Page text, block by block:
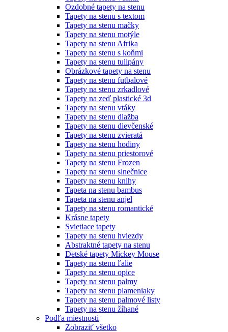
Ozdobné tapety na stenu
Tapety na stenu s textom
Tapety na stenu mačky
Tapety na stenu motýle
Tapety na stenu Afrika
Tapety na stenu s koňmi
Tapety na stenu tulipány
Obrázkové tapety na stenu
Tapety na stenu futbalové
Tapety na stenu zrkadlové
Tapety na zeď plastické 3d
Tapety na stenu vtáky
Tapety na stenu dlažba
Tapety na stenu dievčenské
Tapety na stenu zvieratá
Tapety na stenu hodiny
Tapety na stenu priestorové
Tapety na stenu Frozen
Tapety na stenu slnečnice
Tapety na stenu knihy
Tapeta na stenu bambus
Tapeta na stenu anjel
Tapety na stenu romantické
Krásne tapety
Svietiace tapety
Tapety na stenu hviezdy
Abstraktné tapety na stenu
Detské tapety Mickey Mouse
Tapety na stenu ľalie
Tapety na stenu opice
Tapety na stenu palmy
Tapety na stenu plameniaky
Tapety na stenu palmové listy
Tapety na stenu žíhané
Podľa miestnosti
Zobraziť všetko